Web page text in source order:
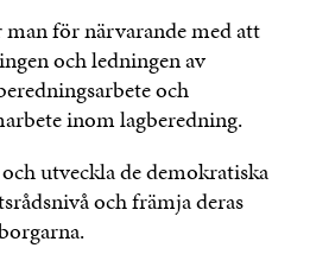
man för närvarande med att
och ledningen av
och
inom lagberedning.
utveckla de demokratiska
och främja deras